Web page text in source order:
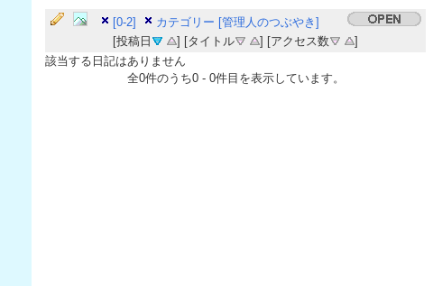
[0-2]
カテゴリー [管理人のつぶやき]
[投稿日
] [タイトル ] [アクセス数
]
該当する日記はありません
全0件のうち0- 0件目を表示しています。